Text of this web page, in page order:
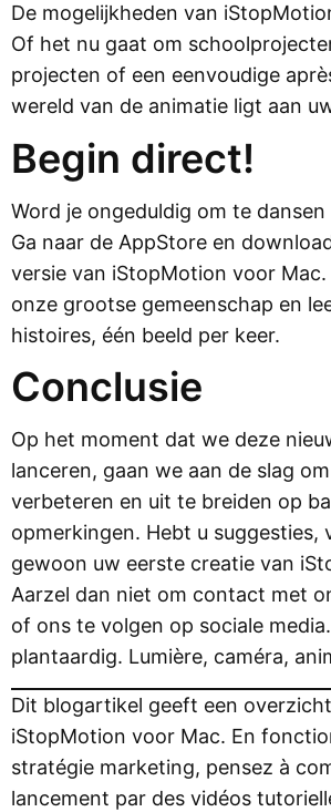
De mogelijkheden van
Of het nu gaat om
projecten of een eenvoudige
wereld van de animatie ligt aan
Begin direct!
Word je ongeduldig om te
Ga naar de AppStore en
versie van iStopMotion voor Mac.
onze grootse gemeenschap en
histoires, één beeld per keer.
Conclusie
Op het moment dat we deze
lanceren, gaan we aan de slag
verbeteren en uit te breiden op
opmerkingen. Hebt u suggesties,
gewoon uw eerste creatie van
Aarzel dan niet om contact met
of ons te volgen op sociale
plantaardig. Lumière, caméra,
Dit blogartikel geeft een
iStopMotion voor Mac. En
stratégie marketing, pensez à
lancement par des vidéos